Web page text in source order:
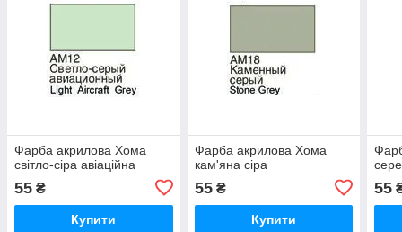
Фарба акрилова Хома
світло-сіра авіаційна
55 ₴
Купити
Фарба акрилова Хома
кам'яна сіра
55₴
Купити
55